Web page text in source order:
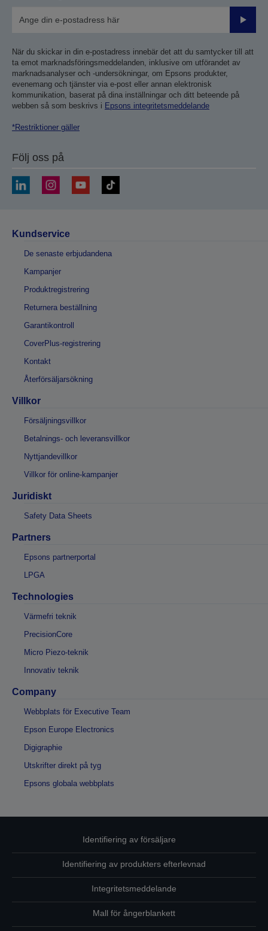
Skicka
När du skickar in din e-postadress innebär det att du samtycker till att
ta emot marknadsföringsmeddelanden, inklusive om utförandet av
marknadsanalyser och -undersökningar, om Epsons produkter,
evenemang och tjänster via e-post eller annan elektronisk
kommunikation, baserat på dina inställningar och ditt beteende på
webben så som beskrivs i Epsons integritetsmeddelande
*Restriktioner gäller
Följ oss på
Kundservice
De senaste erbjudandena
Kampanjer
Produktregistrering
Returnera beställning
Garantikontroll
CoverPlus-registrering
Kontakt
Återförsäljarsökning
Villkor
Försäljningsvillkor
Betalnings- och leveransvillkor
Nyttjandevillkor
Villkor för online-kampanjer
Juridiskt
Safety Data Sheets
Partners
Epsons partnerportal
LPGA
Technologies
Värmefri teknik
PrecisionCore
Micro Piezo-teknik
Innovativ teknik
Company
Webbplats för Executive Team
Epson Europe Electronics
Digigraphie
Utskrifter direkt på tyg
Epsons globala webbplats
Identifiering av försäljare
Identifiering av produkters efterlevnad
Integritetsmeddelande
Mall för ångerblankett